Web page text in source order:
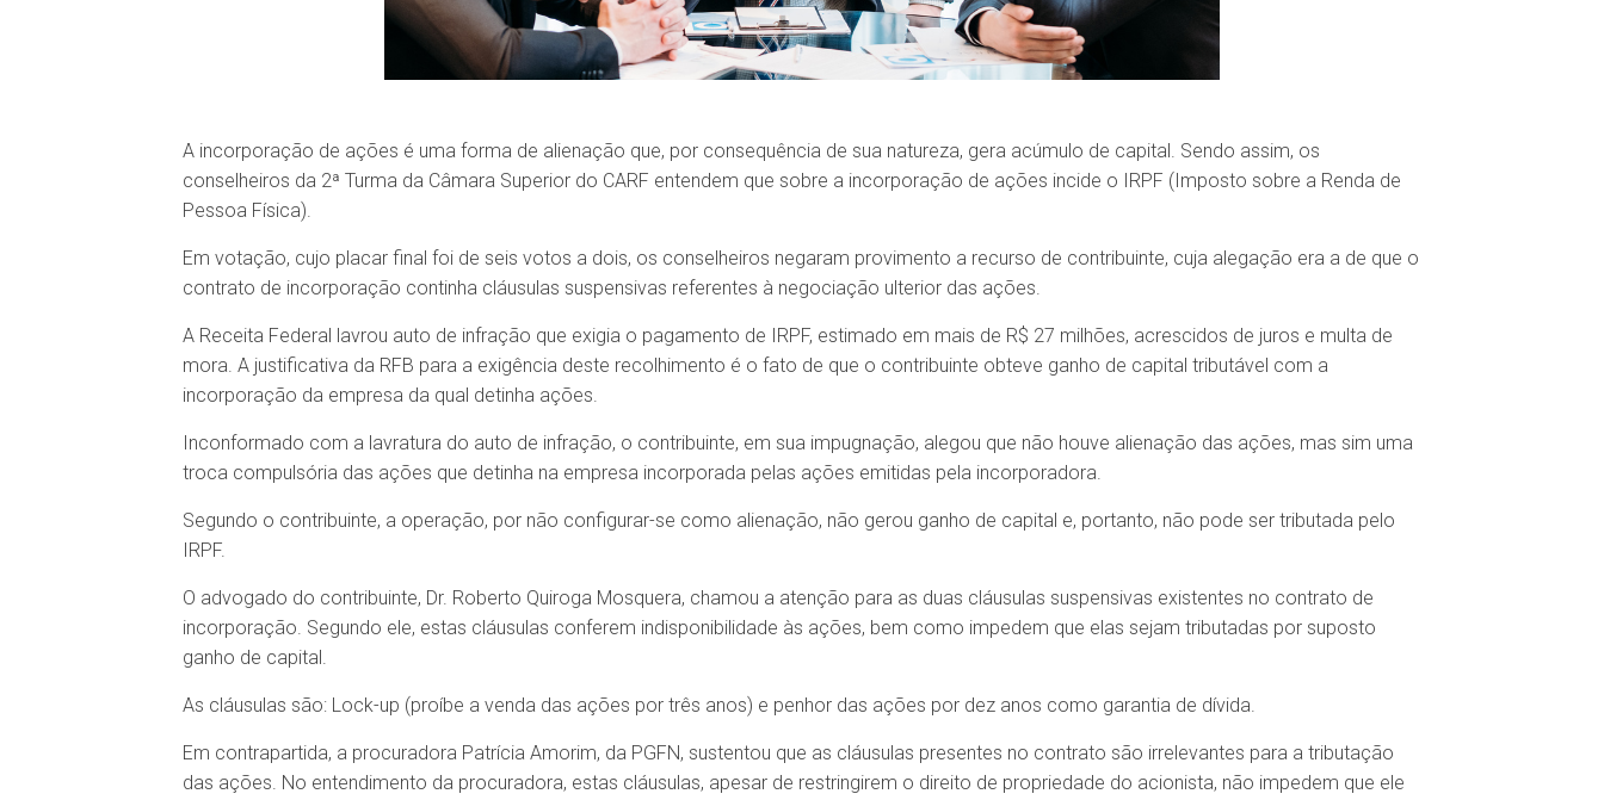
A incorporação de ações é uma forma de alienação que, por consequência de sua natureza, gera acúmulo de capital. Sendo assim, os
conselheiros da 2ª Turma da Câmara Superior do CARF entendem que sobre a incorporação de ações incide o IRPF (Imposto sobre a Renda de
Pessoa Física).
Em votação, cujo placar final foi de seis votos a dois, os conselheiros negaram provimento a recurso de contribuinte, cuja alegação era a de que o
contrato de incorporação continha cláusulas suspensivas referentes à negociação ulterior das ações.
A Receita Federal lavrou auto de infração que exigia o pagamento de IRPF, estimado em mais de R$ 27 milhões, acrescidos de juros e multa de
mora. A justificativa da RFB para a exigência deste recolhimento é o fato de que o contribuinte obteve ganho de capital tributável com a
incorporação da empresa da qual detinha ações.
Inconformado com a lavratura do auto de infração, o contribuinte, em sua impugnação, alegou que não houve alienação das ações, mas sim uma
troca compulsória das ações que detinha na empresa incorporada pelas ações emitidas pela incorporadora.
Segundo o contribuinte, a operação, por não configurar-se como alienação, não gerou ganho de capital e, portanto, não pode ser tributada pelo
IRPF.
O advogado do contribuinte, Dr. Roberto Quiroga Mosquera, chamou a atenção para as duas cláusulas suspensivas existentes no contrato de
incorporação. Segundo ele, estas cláusulas conferem indisponibilidade às ações, bem como impedem que elas sejam tributadas por suposto
ganho de capital.
As cláusulas são: Lock-up (proíbe a venda das ações por três anos) e penhor das ações por dez anos como garantia de dívida.
Em contrapartida, a procuradora Patrícia Amorim, da PGFN, sustentou que as cláusulas presentes no contrato são irrelevantes para a tributação
das ações. No entendimento da procuradora, estas cláusulas, apesar de restringirem o direito de propriedade do acionista, não impedem que ele